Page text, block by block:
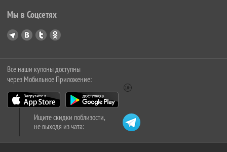
Мы в Соцсетях
Все наши купоны доступны
через Мобильное Приложение:
Ищите скидки поблизости,
не выходя из чата: